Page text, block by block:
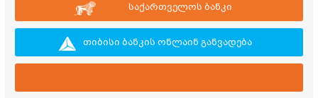
საქართველოს ბანკი
თიბისი ბანკის ონლაინ განვადება